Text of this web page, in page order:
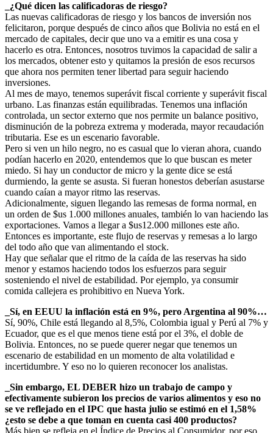
_¿Qué dicen las calificadoras de riesgo?
Las nuevas calificadoras de riesgo y los bancos de inversión nos
felicitaron, porque después de cinco años que Bolivia no está en el
mercado de capitales, decir que uno va a emitir es una cosa y
hacerlo es otra. Entonces, nosotros tuvimos la capacidad de salir a
los mercados, obtener esto y quitamos la presión de esos recursos
que ahora nos permiten tener libertad para seguir haciendo
inversiones.
Al mes de mayo, tenemos superávit fiscal corriente y superávit fiscal
urbano. Las finanzas están equilibradas. Tenemos una inflación
controlada, un sector externo que nos permite un balance positivo,
disminución de la pobreza extrema y moderada, mayor recaudación
tributaria. Ese es un escenario favorable.
Pero si ven un hilo negro, no es casual que lo vieran ahora, cuando
podían hacerlo en 2020, entendemos que lo que buscan es meter
miedo. Si hay un conductor de micro y la gente dice se está
durmiendo, la gente se asusta. Si fueran honestos deberían asustarse
cuando caían a mayor ritmo las reservas.
Adicionalmente, siguen llegando las remesas de forma normal, en
un orden de $us 1.000 millones anuales, también lo van haciendo las
exportaciones. Vamos a llegar a $us12.000 millones este año.
Entonces es importante, este flujo de reservas y remesas a lo largo
del todo año que van alimentando el stock.
Hay que señalar que el ritmo de la caída de las reservas ha sido
menor y estamos haciendo todos los esfuerzos para seguir
sosteniendo el nivel de estabilidad. Por ejemplo, ya consumir
comida callejera es prohibitivo en Nueva York.
_Sí, en EEUU la inflación está en 9%, pero Argentina al 90%…
Sí, 90%, Chile está llegando al 8,5%, Colombia igual y Perú al 7% y
Ecuador, que es el que menos tiene está por el 3%, el doble de
Bolivia. Entonces, no se puede querer negar que tenemos un
escenario de estabilidad en un momento de alta volatilidad e
incertidumbre. Y eso no lo quieren reconocer los analistas.
_Sin embargo, EL DEBER hizo un trabajo de campo y
efectivamente subieron los precios de varios alimentos y eso no
se ve reflejado en el IPC que hasta julio se estimó en el 1,58%
¿esto se debe a que toman en cuenta casi 400 productos?